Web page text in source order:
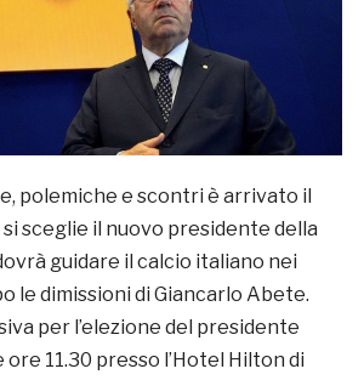
polemiche e scontri è arrivato il
sceglie il nuovo presidente della
guidare il calcio italiano nei
le dimissioni di Giancarlo Abete.
per l’elezione del presidente
ore 11.30 presso l’Hotel Hilton di